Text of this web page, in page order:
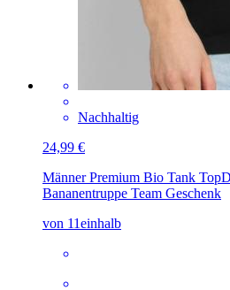
Nachhaltig
24,99 €
Männer Premium Bio Tank Top
Bananentruppe Team Geschenk
von 11einhalb